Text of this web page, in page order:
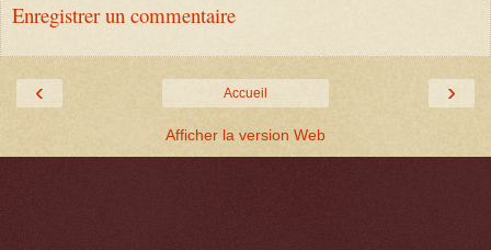
Enregistrer un commentaire
‹ ›
Accueil
Afficher la version Web